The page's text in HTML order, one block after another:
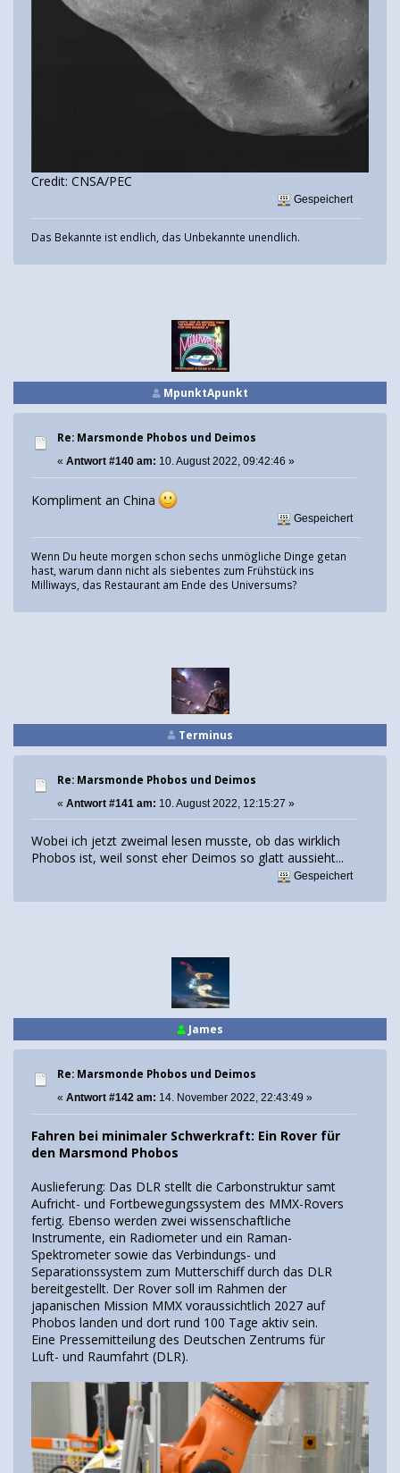
Credit: CNSA/PEC
Gespeichert
Das Bekannte ist endlich, das Unbekannte unendlich.
MpunktApunkt
Re: Marsmonde Phobos und Deimos
« Antwort #140 am: 10. August 2022, 09:42:46 »
Kompliment an China
Gespeichert
Wenn Du heute morgen schon sechs unmögliche Dinge getan
hast, warum dann nicht als siebentes zum Frühstück ins
Milliways, das Restaurant am Ende des Universums?
Terminus
Re: Marsmonde Phobos und Deimos
« Antwort #141 am: 10. August 2022, 12:15:27 »
Wobei ich jetzt zweimal lesen musste, ob das wirklich
Phobos ist, weil sonst eher Deimos so glatt aussieht...
Gespeichert
James
Re: Marsmonde Phobos und Deimos
« Antwort #142 am: 14. November 2022, 22:43:49 »
Fahren bei minimaler Schwerkraft: Ein Rover für
den Marsmond Phobos
Auslieferung: Das DLR stellt die Carbonstruktur samt
Aufricht- und Fortbewegungssystem des MMX-Rovers
fertig. Ebenso werden zwei wissenschaftliche
Instrumente, ein Radiometer und ein Raman-
Spektrometer sowie das Verbindungs- und
Separationssystem zum Mutterschiff durch das DLR
bereitgestellt. Der Rover soll im Rahmen der
japanischen Mission MMX voraussichtlich 2027 auf
Phobos landen und dort rund 100 Tage aktiv sein.
Eine Pressemitteilung des Deutschen Zentrums für
Luft- und Raumfahrt (DLR).